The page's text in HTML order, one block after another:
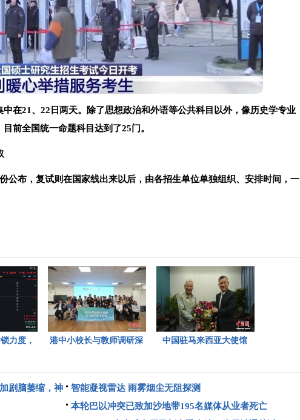
在21、22日两天。除了思想政治和外语等公共科目以外，像历史学专业
前全国统一命题科目达到了25门。
公布，复试则在国家线出来以后，由各招生单位单独组织、安排时间，一
力度，
。
港中小校长与教师调研深
中国驻马来西亚大使馆
动今日举行，旨在提升留
学生的安全意识与应急处
剧脑萎缩，神
团队通过动
智能凝视雷达 雨雾烟尘无阻探测
本轮巴以冲突已致加沙地带195名媒体从业者死亡